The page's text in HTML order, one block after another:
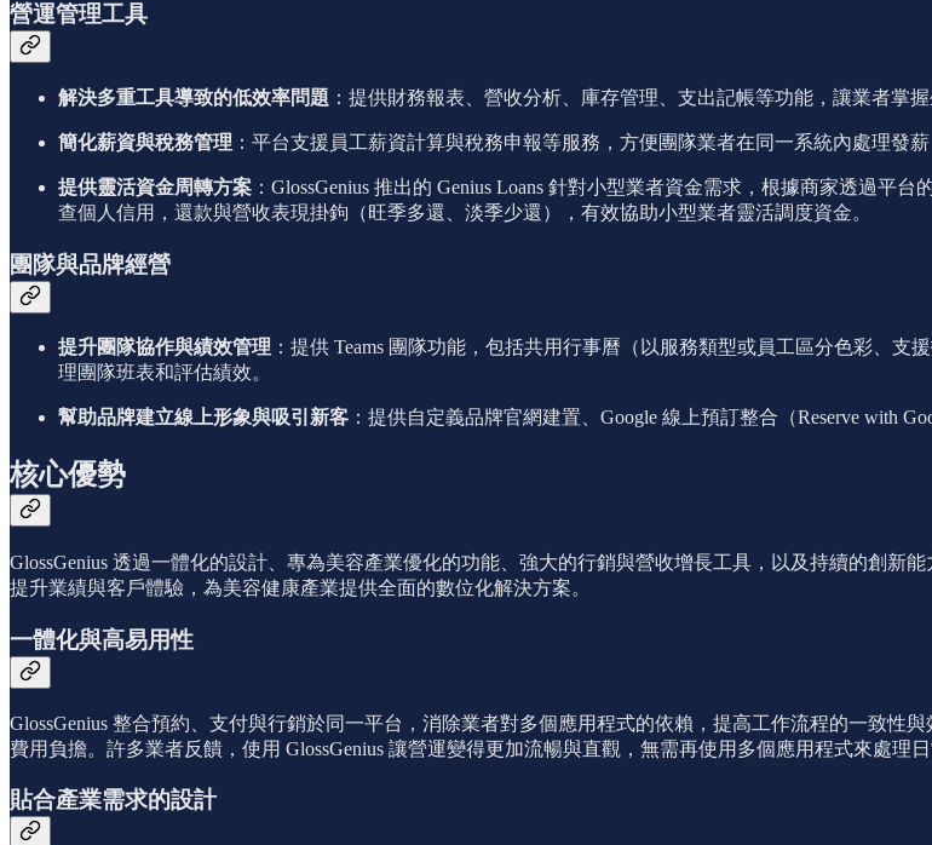
營運管理工具
解決多重工具導致的低效率問題 ：提供財務報表、營收分析、庫存管理、支出記帳等功能，讓業者掌
簡化薪資與稅務管理 ：平台支援員工薪資計算與稅務申報等服務，方便團隊業者在同一系統內處理發
提供靈活資金周轉方案 ：GlossGenius 推出的 Genius Loans 針對小型業者資金需求，根據商家透過平
查個人信用，還款與營收表現掛鉤（旺季多還、淡季少還），有效協助小型業者靈活調度資金。
團隊與品牌經營
提升團隊協作與績效管理 ：提供 Teams 團隊功能，包括共用行事曆（以服務類型或員工區分色彩、
理團隊班表和評估績效。
幫助品牌建立線上形象與吸引新客 ：提供自定義品牌官網建置、Google 線上預訂整合（Reserve with
核心優勢
GlossGenius 透過一體化的設計、專為美容產業優化的功能、強大的行銷與營收增長工具，以及持續的創新
提升業績與客戶體驗，為美容健康產業提供全面的數位化解決方案。
一體化與高易用性
GlossGenius 整合預約、支付與行銷於同一平台，消除業者對多個應用程式的依賴，提高工作流程的一致
費用負擔。許多業者反饋，使用 GlossGenius 讓營運變得更加流暢與直觀，無需再使用多個應用程式來處理日
貼合產業需求的設計